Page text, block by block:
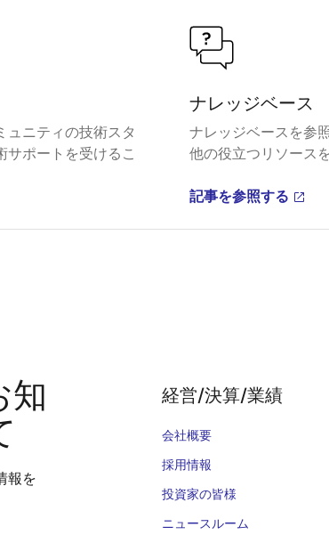
ュニティの技術スタ
サポートを受けるこ
ナレッジベース
ナレッジベースを参
他の役立つリソース
記事を参照する
知
報を
経営/決算/業績
会社概要
採用情報
投資家の皆様
ニュースルーム